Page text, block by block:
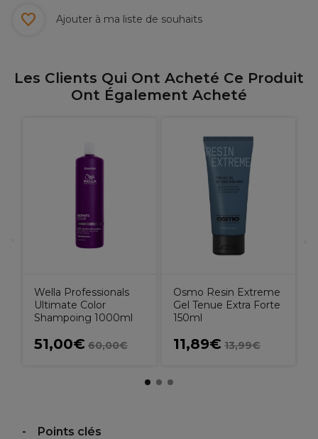
Ajouter à ma liste de souhaits
Les Clients Qui Ont Acheté Ce Produit
Ont Également Acheté
Wella Professionals
Ultimate Color
Shampoing 1000ml
51,00€ 60,00€
Osmo Resin Extreme
Gel Tenue Extra Forte
150ml
11,89€ 13,99€
Points clés